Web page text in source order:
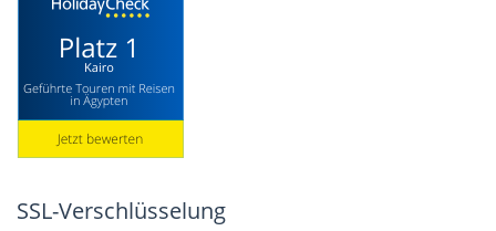
SSL-Verschlüsselung